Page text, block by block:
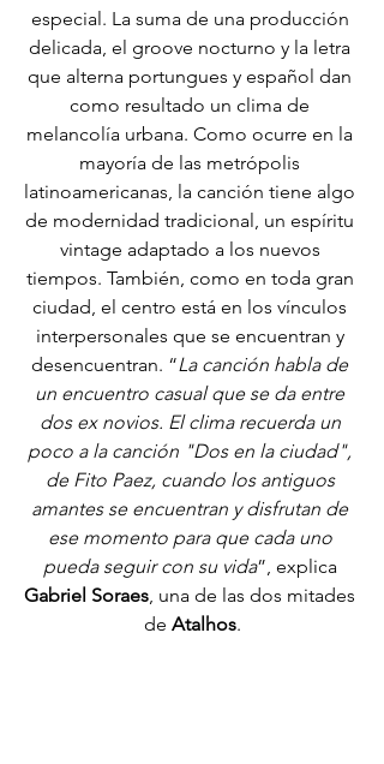
especial. La suma de una producción
delicada, el groove nocturno y la letra
que alterna portungues y español dan
como resultado un clima de
melancolía urbana. Como ocurre en la
mayoría de las metrópolis
latinoamericanas, la canción tiene algo
de modernidad tradicional, un espíritu
vintage adaptado a los nuevos
tiempos. También, como en toda gran
ciudad, el centro está en los vínculos
interpersonales que se encuentran y
desencuentran. “La canción habla de
un encuentro casual que se da entre
dos ex novios. El clima recuerda un
poco a la canción "Dos en la ciudad",
de Fito Paez, cuando los antiguos
amantes se encuentran y disfrutan de
ese momento para que cada uno
pueda seguir con su vida”, explica
Gabriel Soraes, una de las dos mitades
de Atalhos.